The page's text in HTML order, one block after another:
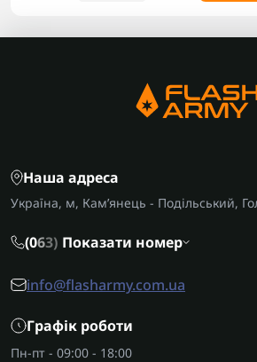
Наша адреса
Україна, м, Кам’янець - Подільський,
(063) Показати номер
info@flasharmy.com.ua
Графік роботи
Пн-пт - 09:00 - 18:00